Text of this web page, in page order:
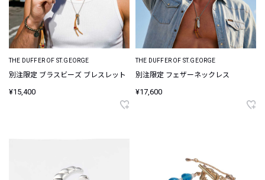
THE DUFFER OF ST.GEORGE
別注限定 ブラスビーズ ブレスレット
¥15,400
THE DUFFER OF ST.GEORGE
別注限定 フェザーネックレス
¥17,600